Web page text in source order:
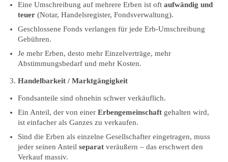
Eine Umschreibung auf mehrere Erben ist oft aufwändig und
teuer(Notar, Handelsregister, Fondsverwaltung).
Geschlossene Fonds verlangen für jede Erb-Umschreibung
Gebühren.
Je mehr Erben, desto mehr Einzelverträge, mehr
Abstimmungsbedarf und mehr Kosten.
Handelbarkeit / Marktgängigkeit
Fondsanteile sind ohnehin schwer verkäuflich.
Ein Anteil, der von einer Erbengemeinschaftgehalten wird,
ist einfacher als Ganzes zu verkaufen.
Sind die Erben als einzelne Gesellschafter eingetragen, muss
jeder seinen Anteil separatveräußern – das erschwert den
Verkauf massiv.